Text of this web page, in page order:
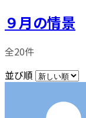
９月の情景
全20件
並び順